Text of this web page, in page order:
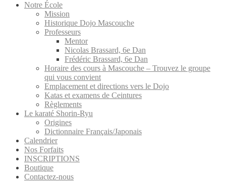
Notre École
Mission
Historique Dojo Mascouche
Professeurs
Mentor
Nicolas Brassard, 6e Dan
Frédéric Brassard, 6e Dan
Horaire des cours à Mascouche – Trouvez le groupe
qui vous convient
Emplacement et directions vers le Dojo
Katas et examens de Ceintures
Règlements
Le karaté Shorin-Ryu
Origines
Dictionnaire Français/Japonais
Calendrier
Nos Forfaits
INSCRIPTIONS
Boutique
Contactez-nous